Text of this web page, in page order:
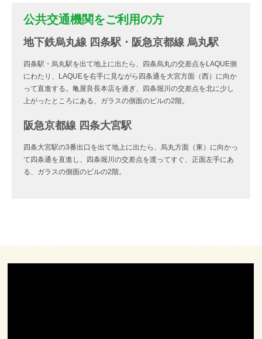
公共交通機関をご利用の方
地下鉄烏丸線 四条駅・阪急京都線 烏丸駅
四条駅・烏丸駅を出て地上に出たら、四条烏丸の交差点をLAQUE側
にわたり、LAQUEを右手に見ながら四条通を大宮方面（西）に向か
って直進する。亀屋良長本店を過ぎ、四条堀川の交差点を北に少し
上がったところにある、ガラスの側面のビルの2階。
阪急京都線 四条大宮駅
四条大宮駅の3番出口を出て地上に出たら、烏丸方面（東）に向かっ
て四条通を直進し、四条堀川の交差点を渡ってすぐ、正面左手にあ
る、ガラスの側面のビルの2階。